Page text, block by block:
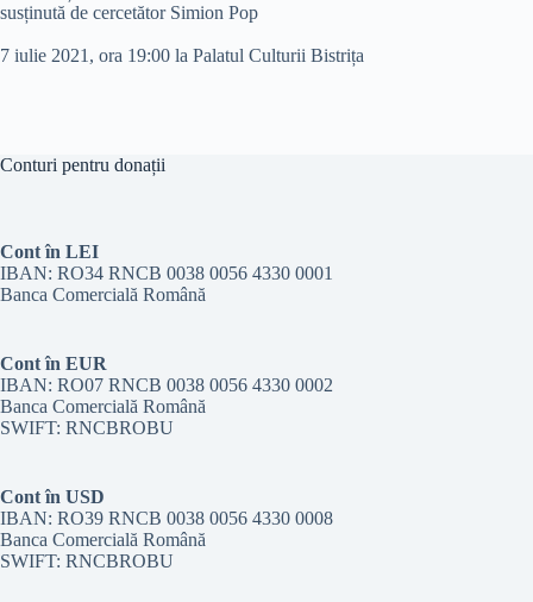
susținută de cercetător Simion Pop
7 iulie 2021, ora 19:00 la Palatul Culturii Bistrița
Conturi pentru donații
Cont în LEI
IBAN: RO34 RNCB 0038 0056 4330 0001
Banca Comercială Română
Cont în EUR
IBAN: RO07 RNCB 0038 0056 4330 0002
Banca Comercială Română
SWIFT: RNCBROBU
Cont în USD
IBAN: RO39 RNCB 0038 0056 4330 0008
Banca Comercială Română
SWIFT: RNCBROBU